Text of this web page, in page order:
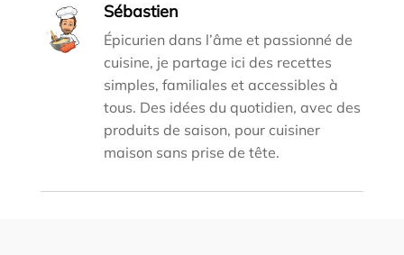
Sébastien
Épicurien dans l’âme et passionné de
cuisine, je partage ici des recettes
simples, familiales et accessibles à
tous. Des idées du quotidien, avec des
produits de saison, pour cuisiner
maison sans prise de tête.